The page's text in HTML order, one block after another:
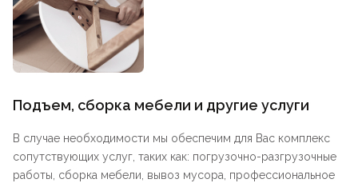
Подъем, сборка мебели и другие услуги
В случае необходимости мы обеспечим для Вас комплекс
сопутствующих услуг, таких как: погрузочно-разгрузочные
работы, сборка мебели, вывоз мусора, профессиональное